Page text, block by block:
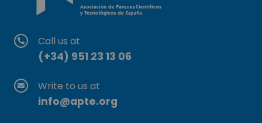
Call us at
(+34) 951 23 13 06
Write to us at
info@apte.org